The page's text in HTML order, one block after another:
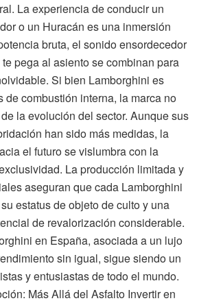
La experiencia de conducir un
o un Huracán es una inmersión
bruta, el sonido ensordecedor
pega al asiento se combinan para
Si bien Lamborghini es
de combustión interna, la marca no
la evolución del sector. Aunque sus
han sido más medidas, la
el futuro se vislumbra con la
La producción limitada y
aseguran que cada Lamborghini
estatus de objeto de culto y una
de revalorización considerable.
en España, asociada a un lujo
sin igual, sigue siendo un
y entusiastas de todo el mundo.
Más Allá del Asfalto Invertir en